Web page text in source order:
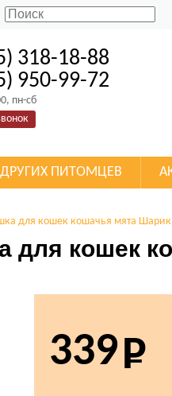
318-18-88
950-99-72
пн-сб
ПИТОМЦЕВ
для кошек кошачья мята
для кошек
339